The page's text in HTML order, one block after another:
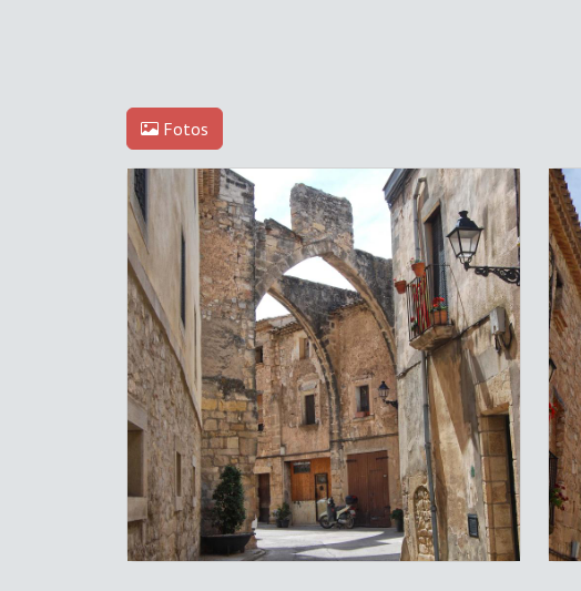
Fotos